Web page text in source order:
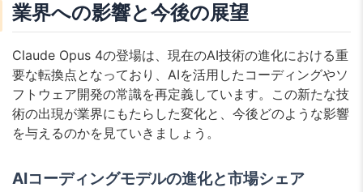
業界への影響と今後の展望
Claude Opus 4の登場は、現在のAI技術の進化における重
要な転換点となっており、AIを活用したコーディングやソ
フトウェア開発の常識を再定義しています。この新たな技
術の出現が業界にもたらした変化と、今後どのような影響
を与えるのかを見ていきましょう。
AIコーディングモデルの進化と市場シェア